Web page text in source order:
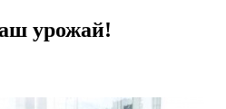
урожай!